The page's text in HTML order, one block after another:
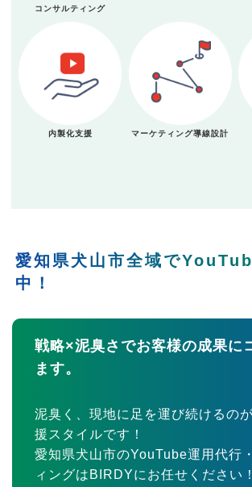
コンサルティング
内製化支援 マーケティング導線設計
愛知県犬山市全域で
中！
戦略×泥臭さでお客様の成果に
ます。
泥臭く、現地に足を運び続けるの
援スタイルです！
愛知県犬山市のYouTube運用代行
ィングはBIRDYにお任せください！